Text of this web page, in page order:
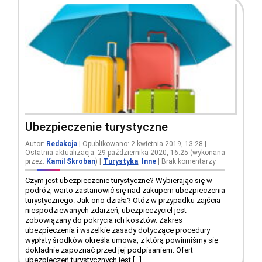
Ubezpieczenie turystyczne
Autor: Redakcja | Opublikowano: 2 kwietnia 2019, 13:28 |
Ostatnia aktualizacja: 29 października 2020, 16:25 (wykonana
przez: Kamil Skroban) | Turystyka Inne | Brak komentarzy
Czym jest ubezpieczenie turystyczne? Wybierając się w
podróż, warto zastanowić się nad zakupem ubezpieczenia
turystycznego. Jak ono działa? Otóż w przypadku zajścia
niespodziewanych zdarzeń, ubezpieczyciel jest
zobowiązany do pokrycia ich kosztów. Zakres
ubezpieczenia i wszelkie zasady dotyczące procedury
wypłaty środków określa umowa, z którą powinniśmy się
dokładnie zapoznać przed jej podpisaniem. Ofert
ubezpieczeń turystycznych jest […]